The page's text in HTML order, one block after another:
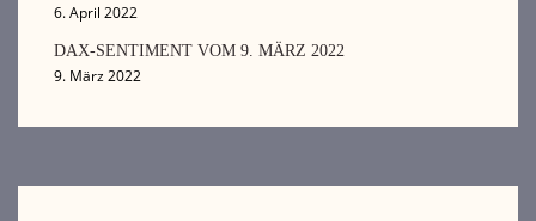
6. April 2022
DAX-SENTIMENT VOM 9. MÄRZ 2022
9. März 2022